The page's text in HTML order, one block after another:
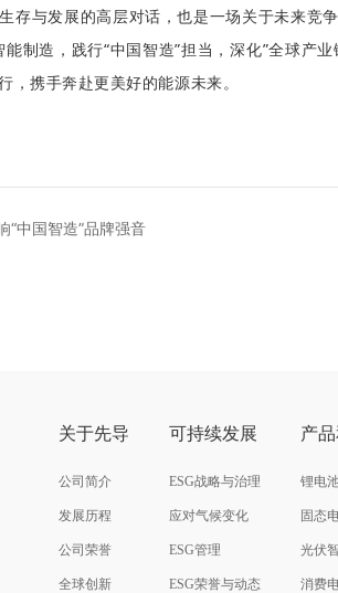
存与发展的高层对话，也是一场关于未来竞
制造，践行“中国智造”担当，深化”全球产
携手奔赴更美好的能源未来。
“中国智造”品牌强音
关于先导
公司简介
发展历程
公司荣誉
全球创新
可持续发展
ESG战略与治理
应对气候变化
ESG管理
ESG荣誉与动态
产
锂电
固态
光伏
消费